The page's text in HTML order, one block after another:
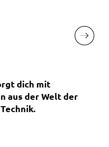
dich mit
aus der Welt der